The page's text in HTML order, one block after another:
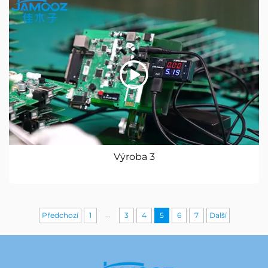
Výroba 3
Předchozí 1 3 4 5 6 7 Další